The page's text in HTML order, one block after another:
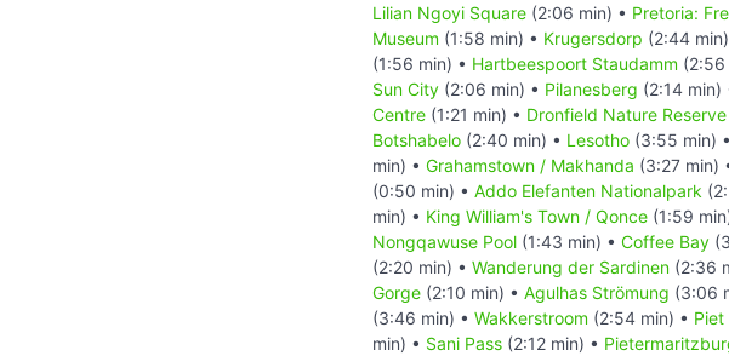
Lilian Ngoyi Square (2:06 min) • Pretoria:
Museum (1:58 min) • Krugersdorp (2:44
(1:56 min) • Hartbeespoort Staudamm (2:56
Sun City (2:06 min) • Pilanesberg (2:14 min)
Centre (1:21 min) • Dronfield Nature Reserve
Botshabelo (2:40 min) • Lesotho (3:55 min) •
min) • Grahamstown / Makhanda (3:27 min)
(0:50 min) • Addo Elefanten Nationalpark
min) • King William's Town / Qonce (1:59
Nongqawuse Pool (1:43 min) • Coffee Bay
(2:20 min) • Wanderung der Sardinen (2:36
Gorge (2:10 min) • Agulhas Strömung (3:06
(3:46 min) • Wakkerstroom (2:54 min) • Piet
min) • Sani Pass (2:12 min) •